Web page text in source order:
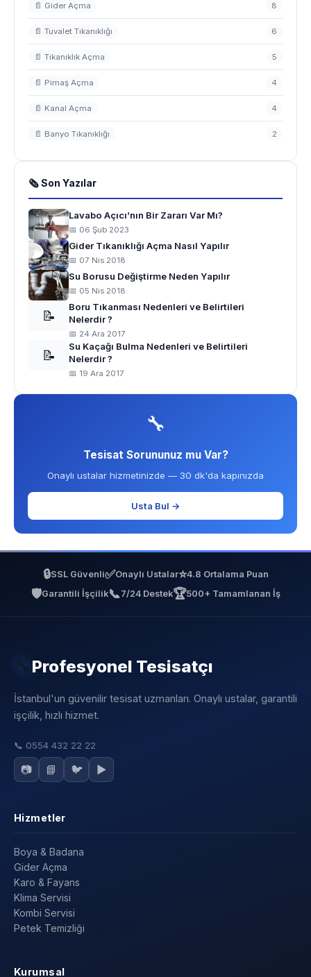
📄 Gider Açma 8
📄 Tuvalet Tıkanıklığı 6
📄 Tıkanıklık Açma 5
📄 Pimaş Açma 4
📄 Kanal Açma 4
📄 Banyo Tıkanıklığı 2
🗞 Son Yazılar
Lavabo Açıcı’nın Bir Zararı Var Mı?
📅 06 Şub 2023
Gider Tıkanıklığı Açma Nasıl Yapılır
📅 07 Nis 2018
Su Borusu Değiştirme Neden Yapılır
📅 05 Nis 2018
📝
Boru Tıkanması Nedenleri ve Belirtileri
Nelerdir ?
📅 24 Ara 2017
📝
Su Kaçağı Bulma Nedenleri ve Belirtileri
Nelerdir ?
📅 19 Ara 2017
🔧
Tesisat Sorununuz mu Var?
Onaylı ustalar hizmetinizde — 30 dk'da kapınızda
Usta Bul →
🔒SSL Güvenli✅Onaylı Ustalar⭐4.8 Ortalama Puan
🛡️Garantili İşçilik📞 7/24 Destek🏆500+ Tamamlanan İş
🔧Profesyonel Tesisatçı
İstanbul'un güvenilir tesisat uzmanları. Onaylı ustalar, garantili
işçilik, hızlı hizmet.
📞 0554 432 22 22
📷 📘 🐦 ▶️
Hizmetler
Boya & Badana
Gider Açma
Karo & Fayans
Klima Servisi
Kombi Servisi
Petek Temizliği
Kurumsal